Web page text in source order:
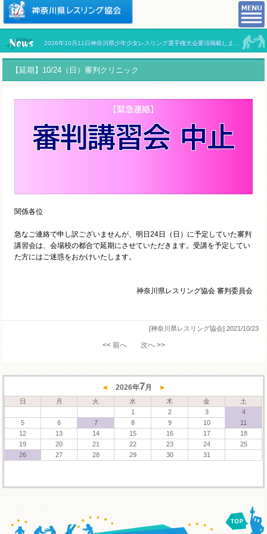
【延期】10/24（日）審判クリニック
関係各位
急なご連絡で申し訳ございませんが、明日24日（日）に予定していた審判
講習会は、会場校の都合で延期にさせていただきます。受講を予定してい
た方にはご迷惑をおかけいたします。
神奈川県レスリング協会 審判委員会
[神奈川県レスリング協会] 2021/10/23
<< 前へ 次へ >>
◄ 2026年7月 ►
日 月 火 水 木 金
土
1
2 3
4
5
6 7 8 9 10
11
12
13 14 15 16 17
18
19
20 21 22 23 24
25
26
27 28 29 30 31